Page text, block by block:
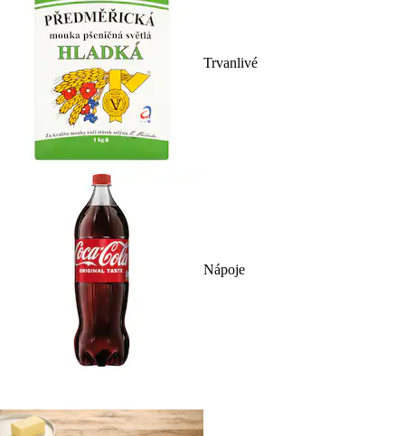
Trvanlivé
Nápoje